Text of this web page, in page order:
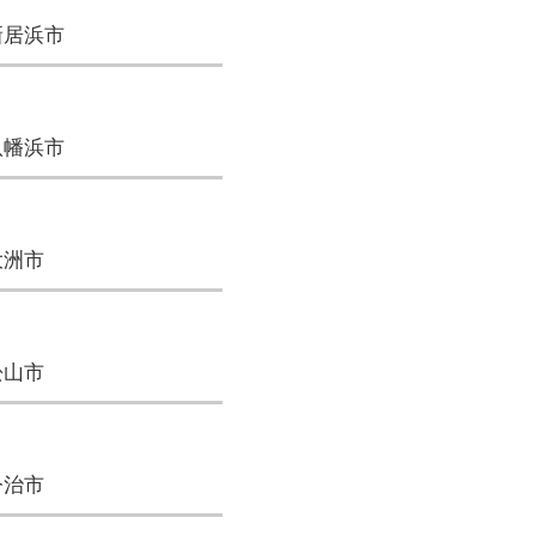
浜市
浜市
市
市
市